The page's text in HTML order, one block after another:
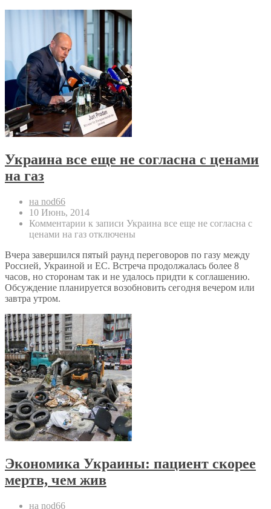
Украина все еще не согласна с ценами
на газ
на nod66
10 Июнь, 2014
Комментарии к записи Украина все еще не согласна с
ценами на газ отключены
Вчера завершился пятый раунд переговоров по газу между
Россией, Украиной и ЕС. Встреча продолжалась более 8
часов, но сторонам так и не удалось придти к соглашению.
Обсуждение планируется возобновить сегодня вечером или
завтра утром.
Экономика Украины: пациент скорее
мертв, чем жив
на nod66